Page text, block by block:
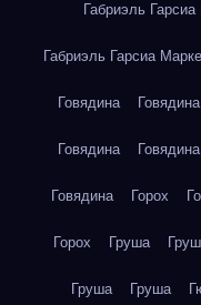
Габриэль
Габриэль Гарсиа
Говядина Говядина
Говядина Говядина
Говядина Горох
Горох Груша
Груша Груша